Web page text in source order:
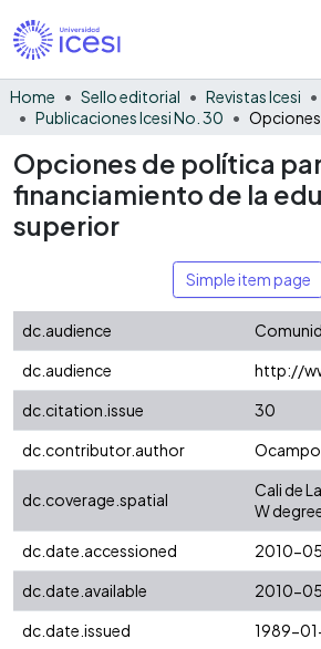
Home Sello editorial Revistas Icesi
Publicaciones Icesi No. 30
Opciones de política
financiamiento de la
superior
Simple item page
dc.audience
dc.audience
http://
dc.citation.issue
30
dc.contributor.author
dc.coverage.spatial
Cali de
W
dc.date.accessioned
2010-
dc.date.available
2010-
dc.date.issued
1989-